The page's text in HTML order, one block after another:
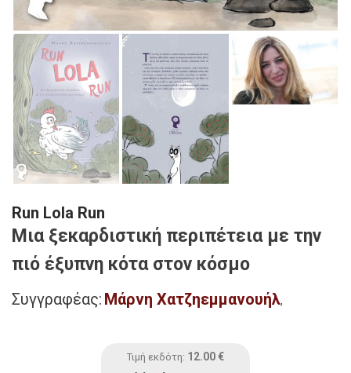
Run Lola Run
Μια ξεκαρδιστική περιπέτεια με την
πιό έξυπνη κότα στον κόσμο
Συγγραφέας: Μάρνη Χατζηεμμανουήλ,
Τιμή εκδότη: 12.00 €